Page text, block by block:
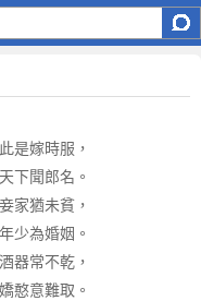
是嫁時服，
下聞郎名。
家猶未貧，
少為婚姻。
器常不乾，
憨意難取。